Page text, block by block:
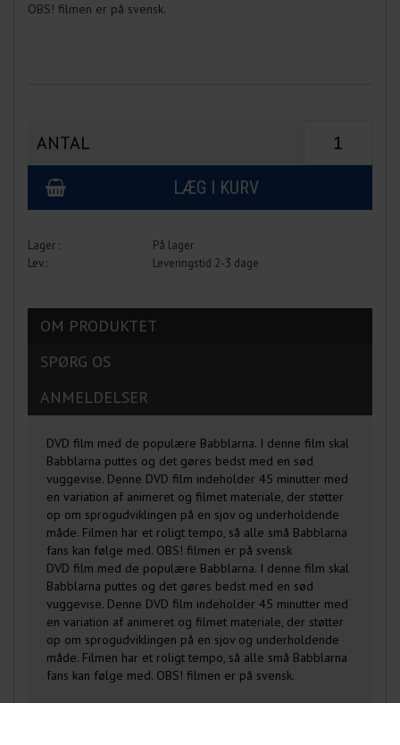
OBS! filmen er på svensk.
ANTAL
På lager
Leveringstid 2-3 dage
OM PRODUKTET
SPØRG OS
ANMELDELSER
DVD film med de populære Babblarna. I denne film skal
Babblarna puttes og det gøres bedst med en sød
vuggevise. Denne DVD film indeholder 45 minutter med
en variation af animeret og filmet materiale, der støtter
op om sprogudviklingen på en sjov og underholdende
måde. Filmen har et roligt tempo, så alle små Babblarna
fans kan følge med. OBS! filmen er på svensk
DVD film med de populære Babblarna. I denne film skal
Babblarna puttes og det gøres bedst med en sød
vuggevise. Denne DVD film indeholder 45 minutter med
en variation af animeret og filmet materiale, der støtter
op om sprogudviklingen på en sjov og underholdende
måde. Filmen har et roligt tempo, så alle små Babblarna
fans kan følge med. OBS! filmen er på svensk.